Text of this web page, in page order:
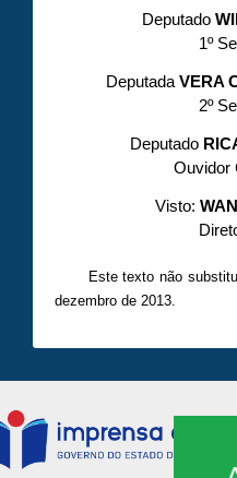
Deputado
1º
DeputadaVERA
2º
Deputado
Ouvidor
Visto:
Este texto não
dezembro de 2013.